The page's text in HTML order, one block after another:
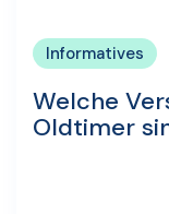
Informatives
Welche
Oldtimer